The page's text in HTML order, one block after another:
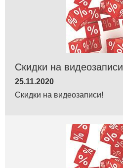
Скидки на видеозаписи
25.11.2020
Скидки на видеозаписи!